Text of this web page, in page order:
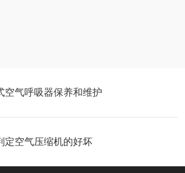
空气呼吸器保养和维护
定空气压缩机的好坏